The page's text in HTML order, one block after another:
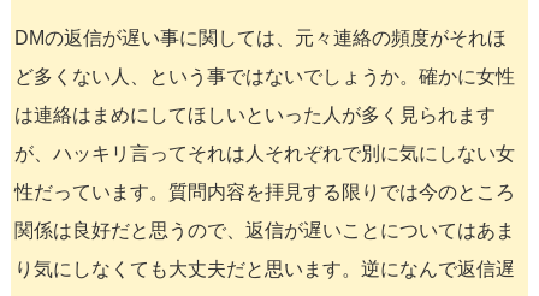
DMの返信が遅い事に関しては、元々連絡の頻度がそれほ
ど多くない人、という事ではないでしょうか。確かに女性
は連絡はまめにしてほしいといった人が多く見られます
が、ハッキリ言ってそれは人それぞれで別に気にしない女
性だっています。質問内容を拝見する限りでは今のところ
関係は良好だと思うので、返信が遅いことについてはあま
り気にしなくても大丈夫だと思います。逆になんで返信遅